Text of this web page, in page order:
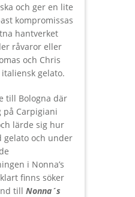
och ger en lite
kompromissas
hantverket
råvaror eller
och Chris
gelato.
till Bologna där
på Carpigiani
lärde sig hur
gelato och under
i Nonna’s
finns söker
till Nonna´s